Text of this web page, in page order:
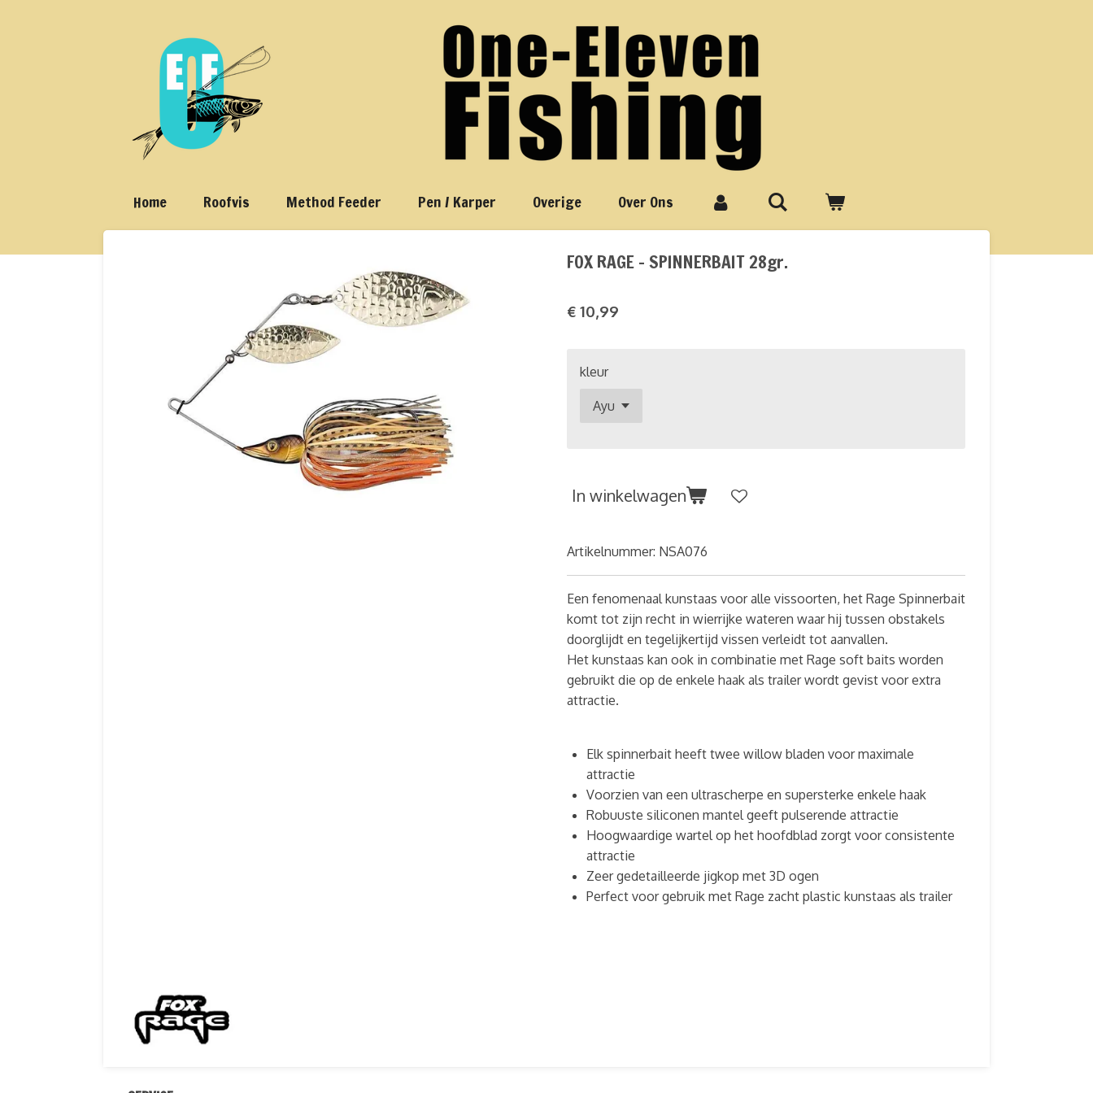
Home Roofvis Method Feeder Pen / Karper Overige Over Ons
FOX RAGE - SPINNERBAIT 28gr.
€ 10,99
kleur
In winkelwagen
Artikelnummer: NSA076
Een fenomenaal kunstaas voor alle vissoorten, het Rage Spinnerbait
komt tot zijn recht in wierrijke wateren waar hij tussen obstakels
doorglijdt en tegelijkertijd vissen verleidt tot aanvallen.
Het kunstaas kan ook in combinatie met Rage soft baits worden
gebruikt die op de enkele haak als trailer wordt gevist voor extra
attractie.
Elk spinnerbait heeft twee willow bladen voor maximale
attractie
Voorzien van een ultrascherpe en supersterke enkele haak
Robuuste siliconen mantel geeft pulserende attractie
Hoogwaardige wartel op het hoofdblad zorgt voor consistente
attractie
Zeer gedetailleerde jigkop met 3D ogen
Perfect voor gebruik met Rage zacht plastic kunstaas als trailer